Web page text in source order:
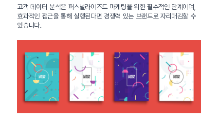
고객 데이터 분석은 퍼스널라이즈드 마케팅을 위한 필수적인 단계이며,
효과적인 접근을 통해 실행된다면 경쟁력 있는 브랜드로 자리매김할 수
있습니다.